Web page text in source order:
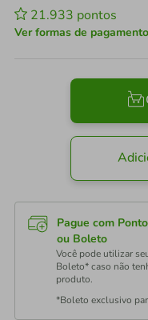
21.933 pontos
Ver formas de pagamento
Pague com
ou Boleto
Você pode utilizar
Boleto* caso não
produto.
*Boleto exclusivo